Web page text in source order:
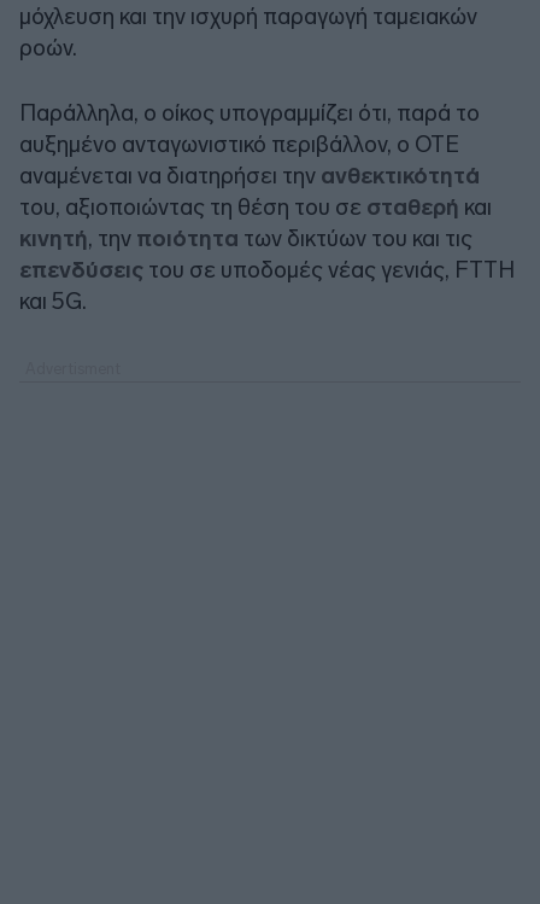
μόχλευση και την ισχυρή παραγωγή ταμειακών
ροών.
Παράλληλα, o οίκος υπογραμμίζει ότι, παρά το
αυξημένο ανταγωνιστικό περιβάλλον, ο ΟΤΕ
αναμένεται να διατηρήσει την ανθεκτικότητά
του, αξιοποιώντας τη θέση του σε σταθερή και
κινητή, την ποιότητα των δικτύων του και τις
επενδύσεις του σε υποδομές νέας γενιάς, FTTH
και 5G.